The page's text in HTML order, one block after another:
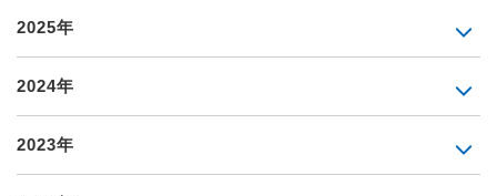
2025年
2024年
2023年